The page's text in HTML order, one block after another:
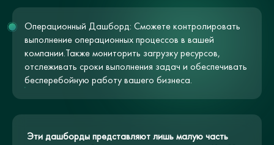
Операционный Дашборд: Сможете контролировать
выполнение операционных процессов в вашей
компании.Также мониторить загрузку ресурсов,
отслеживать сроки выполнения задач и обеспечивать
бесперебойную работу вашего бизнеса.
Эти дашборды представляют лишь малую часть